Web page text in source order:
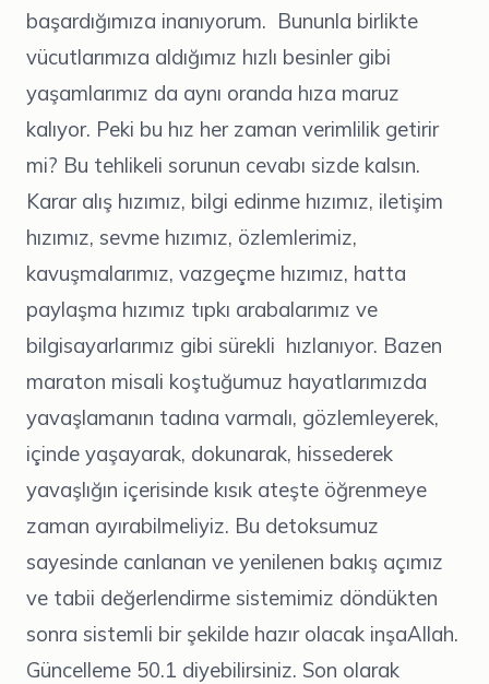
başardığımıza inanıyorum. Bununla birlikte
vücutlarımıza aldığımız hızlı besinler gibi
yaşamlarımız da aynı oranda hıza maruz
kalıyor. Peki bu hız her zaman verimlilik getirir
mi? Bu tehlikeli sorunun cevabı sizde kalsın.
Karar alış hızımız, bilgi edinme hızımız, iletişim
hızımız, sevme hızımız, özlemlerimiz,
kavuşmalarımız, vazgeçme hızımız, hatta
paylaşma hızımız tıpkı arabalarımız ve
bilgisayarlarımız gibi sürekli hızlanıyor. Bazen
maraton misali koştuğumuz hayatlarımızda
yavaşlamanın tadına varmalı, gözlemleyerek,
içinde yaşayarak, dokunarak, hissederek
yavaşlığın içerisinde kısık ateşte öğrenmeye
zaman ayırabilmeliyiz. Bu detoksumuz
sayesinde canlanan ve yenilenen bakış açımız
ve tabii değerlendirme sistemimiz döndükten
sonra sistemli bir şekilde hazır olacak inşaAllah.
Güncelleme 50.1 diyebilirsiniz. Son olarak